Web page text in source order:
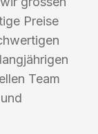
Preise
Team